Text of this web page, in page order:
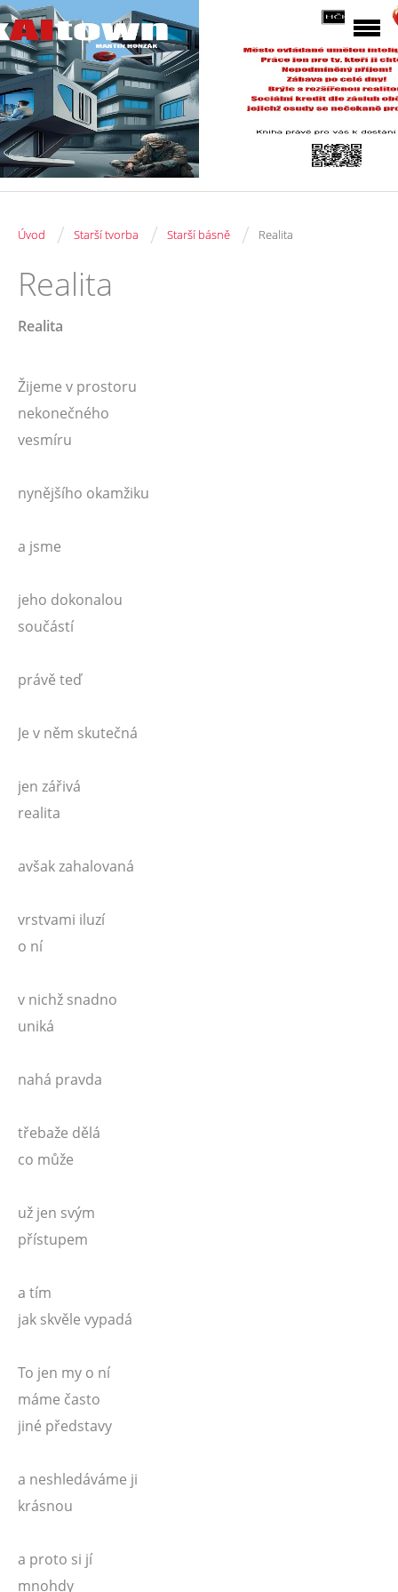
Úvod / Starší tvorba / Starší básně / Realita
Realita
Realita
Žijeme v prostoru
nekonečného
vesmíru
nynějšího okamžiku
a jsme
jeho dokonalou
součástí
právě teď
Je v něm skutečná
jen zářivá
realita
avšak zahalovaná
vrstvami iluzí
o ní
v nichž snadno
uniká
nahá pravda
třebaže dělá
co může
už jen svým
přístupem
a tím
jak skvěle vypadá
To jen my o ní
máme často
jiné představy
a neshledáváme ji
krásnou
a proto si jí
mnohdy